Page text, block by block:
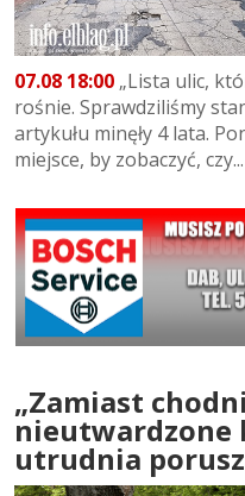
07.08 18:00 „Lista ulic,
rośnie. Sprawdziliśmy
artykułu minęły 4 lata.
miejsce, by zobaczyć, czy...
„Zamiast
nieutwardzone
utrudnia